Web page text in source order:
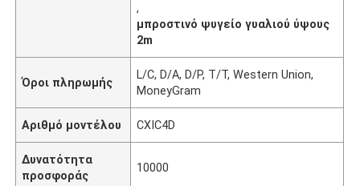
,
μπροστινό ψυγείο γυαλιού ύψους
2m
Όροι πληρωμής
L/C, D/A, D/P, T/T, Western Union,
MoneyGram
Αριθμό μοντέλου CXIC4D
Δυνατότητα
προσφοράς
10000